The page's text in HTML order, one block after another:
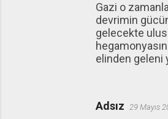
Gazi o
devrimin
gelecekte
elinden geleni
Adsız 29 Mayıs